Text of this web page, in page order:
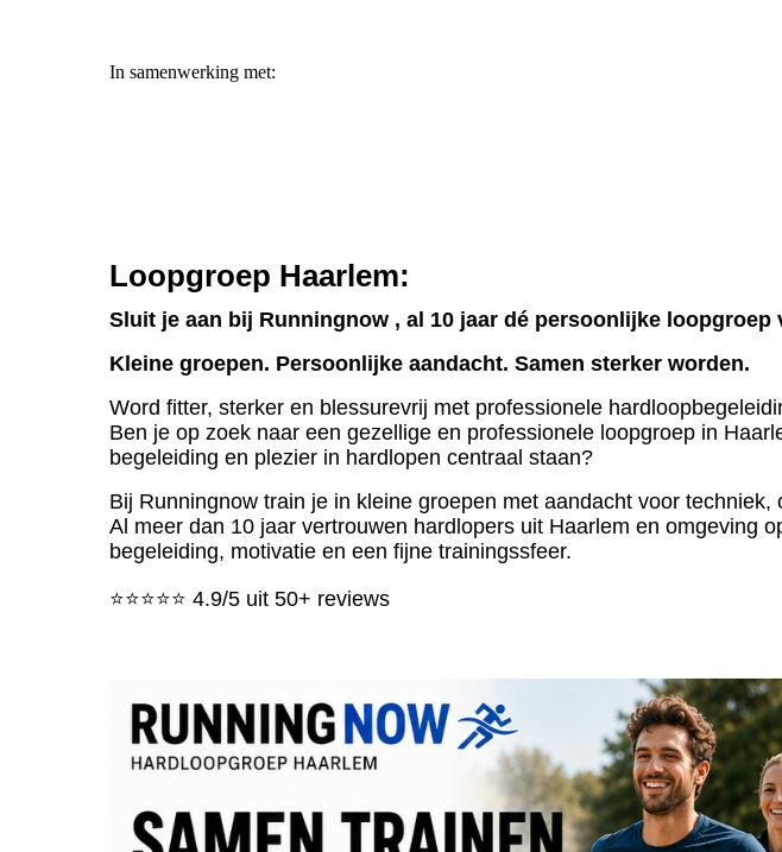
In samenwerking met:
Loopgroep Haarlem:
Sluit je aan bij Runningnow , al 10 jaar dé persoonlijke loopgroep
Kleine groepen. Persoonlijke aandacht. Samen sterker worden.
Word fitter, sterker en blessurevrij met professionele
Ben je op zoek naar een gezellige en professionele loopgroep in
begeleiding en plezier in hardlopen centraal staan?
Bij Runningnow train je in kleine groepen met aandacht voor
Al meer dan 10 jaar vertrouwen hardlopers uit Haarlem en omgeving
begeleiding, motivatie en een fijne trainingssfeer.
⭐⭐⭐⭐⭐ 4.9/5 uit 50+ reviews